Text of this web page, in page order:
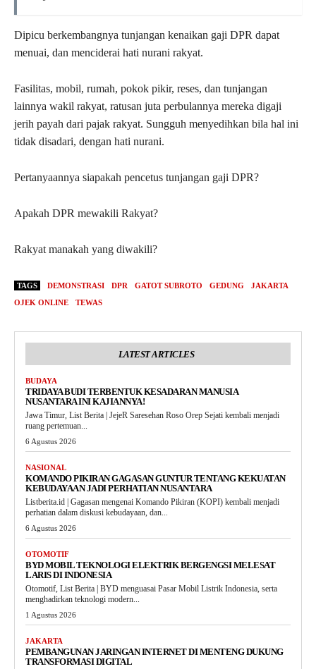
Dipicu berkembangnya tunjangan kenaikan gaji DPR dapat
menuai, dan menciderai hati nurani rakyat.
Fasilitas, mobil, rumah, pokok pikir, reses, dan tunjangan
lainnya wakil rakyat, ratusan juta perbulannya mereka digaji
jerih payah dari pajak rakyat. Sungguh menyedihkan bila hal ini
tidak disadari, dengan hati nurani.
Pertanyaannya siapakah pencetus tunjangan gaji DPR?
Apakah DPR mewakili Rakyat?
Rakyat manakah yang diwakili?
TAGS DEMONSTRASI DPR GATOT SUBROTO GEDUNG
JAKARTA
OJEK ONLINE
TEWAS
LATEST ARTICLES
BUDAYA
TRIDAYA BUDI TERBENTUK KESADARAN MANUSIA
NUSANTARA INI KAJIANNYA!
Jawa Timur, List Berita | JejeR Saresehan Roso Orep Sejati kembali menjadi
ruang pertemuan...
6 Agustus 2026
NASIONAL
KOMANDO PIKIRAN GAGASAN GUNTUR TENTANG KEKUATAN
KEBUDAYAAN JADI PERHATIAN NUSANTARA
Listberita.id | Gagasan mengenai Komando Pikiran (KOPI) kembali menjadi
perhatian dalam diskusi kebudayaan, dan...
6 Agustus 2026
OTOMOTIF
BYD MOBIL TEKNOLOGI ELEKTRIK BERGENGSI MELESAT
LARIS DI INDONESIA
Otomotif, List Berita | BYD menguasai Pasar Mobil Listrik Indonesia, serta
menghadirkan teknologi modern...
1 Agustus 2026
JAKARTA
PEMBANGUNAN JARINGAN INTERNET DI MENTENG DUKUNG
TRANSFORMASI DIGITAL